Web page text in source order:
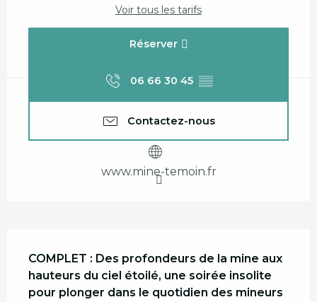
Voir tous les tarifs
Réserver
06 66 30 45 ▒▒
Contactez-nous
www.mine-temoin.fr
COMPLET : Des profondeurs de la mine aux
hauteurs du ciel étoilé, une soirée insolite
pour plonger dans le quotidien des mineurs